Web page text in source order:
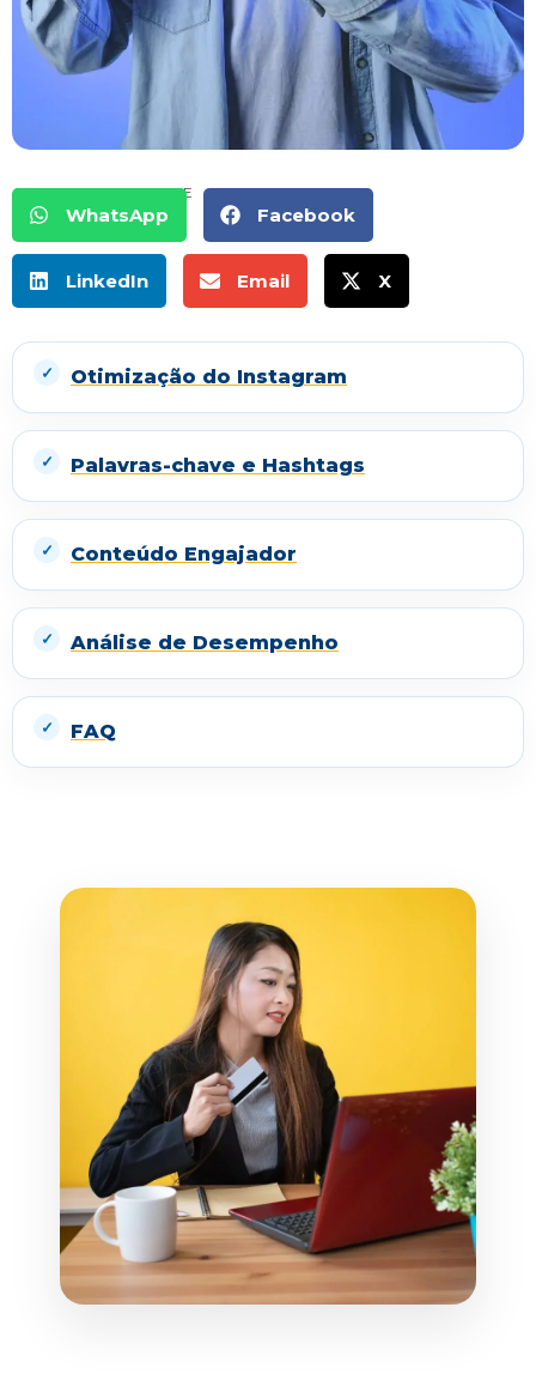
COMPARTILHE
WhatsApp Facebook
LinkedIn Email X
Otimização do Instagram
Palavras-chave e Hashtags
Conteúdo Engajador
Análise de Desempenho
FAQ